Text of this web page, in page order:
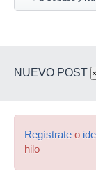
NUEVO POST ×
Regístrate o
hilo